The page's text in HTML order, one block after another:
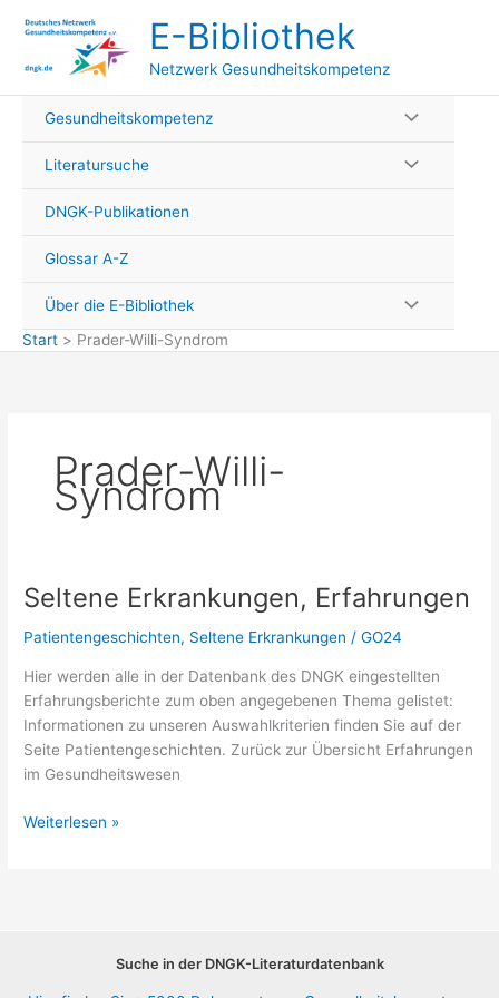
Inhalt
E-Bibliothek
Netzwerk Gesundheitskompetenz
Gesundheitskompetenz
Literatursuche
DNGK-Publikationen
Glossar A-Z
Über die E-Bibliothek
Start
Prader-Willi-Syndrom
Prader-Willi-
Syndrom
Seltene Erkrankungen, Erfahrungen
Patientengeschichten, Seltene Erkrankungen /GO24
Hier werden alle in der Datenbank des DNGK eingestellten
Erfahrungsberichte zum oben angegebenen Thema gelistet:
Informationen zu unseren Auswahlkriterien finden Sie auf der
Seite Patientengeschichten. Zurück zur Übersicht Erfahrungen
im Gesundheitswesen
Seltene
Weiterlesen »
Suche in der DNGK-Literaturdatenbank